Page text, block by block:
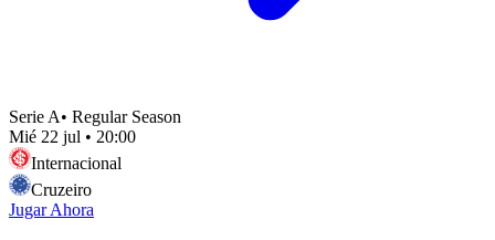
Serie A• Regular Season
Mié 22 jul • 20:00
Internacional
Cruzeiro
Jugar Ahora